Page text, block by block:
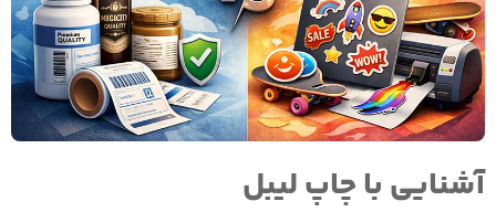
آشنایی با چاپ لیبل